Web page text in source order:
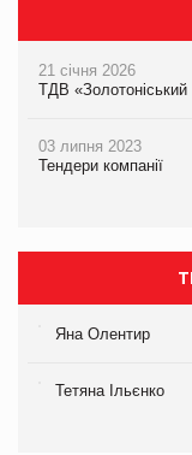
21 січня 2026
ТДВ
03 липня 2023
Тендери компанії
Яна Олентир
Тетяна Ільєнко